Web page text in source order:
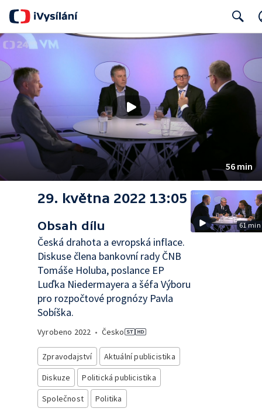
56 min
29. května 2022 13:05
Obsah dílu
Česká drahota a evropská inflace.
Diskuse člena bankovní rady ČNB
Tomáše Holuba, poslance EP
Luďka Niedermayera a šéfa Výboru
pro rozpočtové prognózy Pavla
Sobíška.
Vyrobeno 2022 • Česko
Zpravodajství
Aktuální publicistika
Diskuze
Politická publicistika
Společnost
Politika
61 min